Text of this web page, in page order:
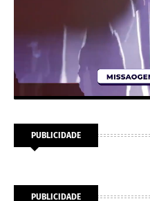
PUBLICIDADE
PUBLICIDADE